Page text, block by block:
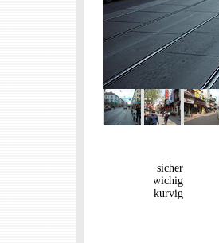
sicher
wichig
kurvig